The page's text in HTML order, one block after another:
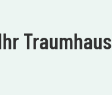
Traumhaus